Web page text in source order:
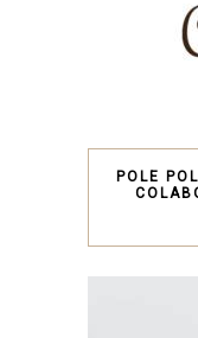
POLE